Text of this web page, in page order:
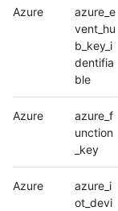
Azure
azure_e
vent_hu
b_key_i
dentifia
ble
Azure
azure_f
unction
_key
Azure
azure_i
ot_devi